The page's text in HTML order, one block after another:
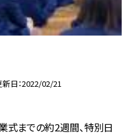
新日 2022/02/21
式までの約2週間、特別日